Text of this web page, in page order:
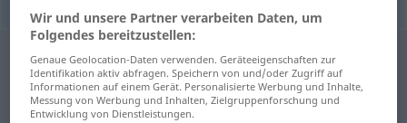
Wir und unsere Partner verarbeiten Daten, um
Folgendes bereitzustellen:
Genaue Geolocation-Daten verwenden. Geräteeigenschaften zur
Identifikation aktiv abfragen. Speichern von und/oder Zugriff auf
Informationen auf einem Gerät. Personalisierte Werbung und Inhalte,
Messung von Werbung und Inhalten, Zielgruppenforschung und
Entwicklung von Dienstleistungen.